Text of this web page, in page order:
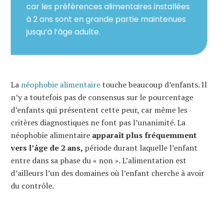
car les préférences alimentaires installées
à 2 ans sont en grande partie maintenues
jusqu’à l’âge adulte.
La néophobie alimentairetouche beaucoup d’enfants. Il
n’y a toutefois pas de consensus sur le pourcentage
d’enfants qui présentent cette peur, car même les
critères diagnostiques ne font pas l’unanimité. La
néophobie alimentaire apparaît plus fréquemment
vers l’âge de 2 ans, période durant laquelle l’enfant
entre dans sa phase du « non ». L’alimentation est
d’ailleurs l’un des domaines où l’enfant cherche à avoir
du contrôle.